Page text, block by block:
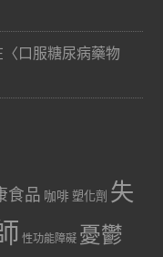
〈口服糖尿病藥物
食品 咖啡 塑化劑 失
性功能障礙 憂鬱